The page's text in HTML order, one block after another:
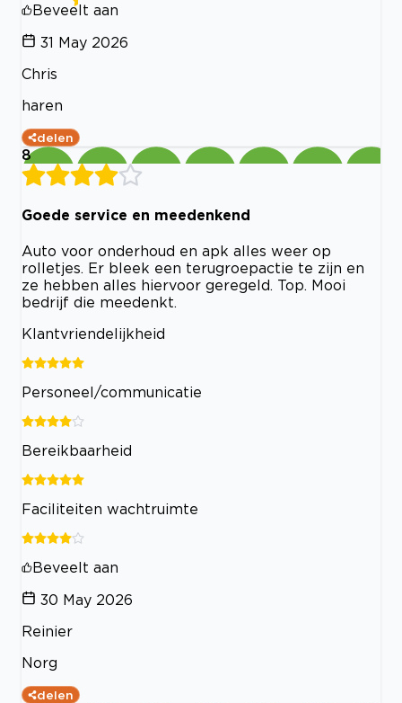
Beveelt aan
31 May 2026
Chris
haren
delen
8
Goede service en meedenkend
Auto voor onderhoud en apk alles weer op
rolletjes. Er bleek een terugroepactie te zijn en
ze hebben alles hiervoor geregeld. Top. Mooi
bedrijf die meedenkt.
Klantvriendelijkheid
Personeel/communicatie
Bereikbaarheid
Faciliteiten wachtruimte
Beveelt aan
30 May 2026
Reinier
Norg
delen